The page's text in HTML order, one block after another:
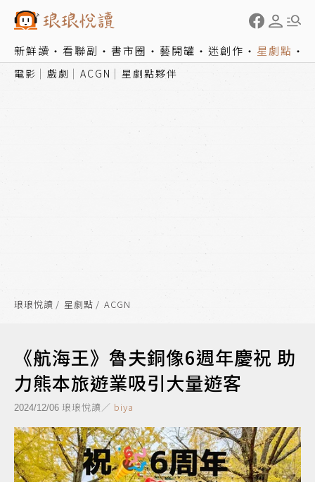
新鮮讀 看聯副 書市圈 藝開罐 迷創作 星劇點
電影 戲劇 ACGN 星劇點夥伴
琅琅悅讀 星劇點 ACGN
《航海王》魯夫銅像6週年慶祝 助
力熊本旅遊業吸引大量遊客
2024/12/06 琅琅悅讀／ biya